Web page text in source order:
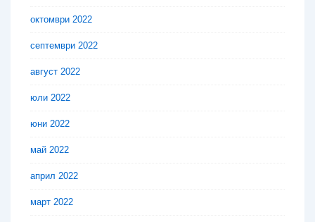
октомври 2022
септември 2022
август 2022
юли 2022
юни 2022
май 2022
април 2022
март 2022